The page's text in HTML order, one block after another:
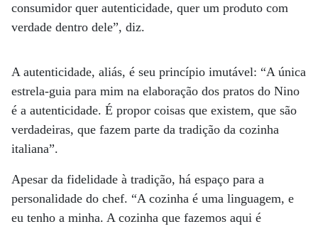
consumidor quer autenticidade, quer um produto com
verdade dentro dele”, diz.
A autenticidade, aliás, é seu princípio imutável: “A única
estrela-guia para mim na elaboração dos pratos do Nino
é a autenticidade. É propor coisas que existem, que são
verdadeiras, que fazem parte da tradição da cozinha
italiana”.
Apesar da fidelidade à tradição, há espaço para a
personalidade do chef. “A cozinha é uma linguagem, e
eu tenho a minha. A cozinha que fazemos aqui é